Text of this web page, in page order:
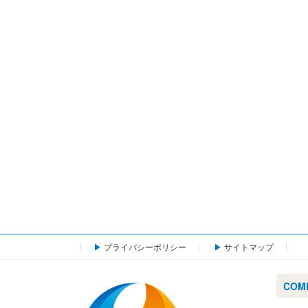
プライバシーポリシー サイトマップ